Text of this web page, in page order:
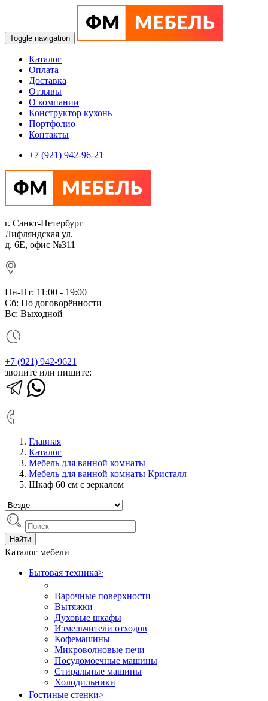
Toggle navigation
Каталог
Оплата
Доставка
Отзывы
О компании
Конструктор кухонь
Портфолио
Контакты
+7 (921) 942-96-21
г. Санкт-Петербург
Лифляндская ул.
д. 6Е, офис №311
Пн-Пт: 11:00 - 19:00
Сб: По договорённости
Вс: Выходной
+7 (921) 942-9621
звоните или пишите:
Главная
Каталог
Мебель для ванной комнаты
Мебель для ванной комнаты Кристалл
Шкаф 60 см с зеркалом
Найти
Каталог мебели
Бытовая техника>
Варочные поверхности
Вытяжки
Духовые шкафы
Измельчители отходов
Кофемашины
Микроволновые печи
Посудомоечные машины
Стиральные машины
Холодильники
Гостиные стенки>